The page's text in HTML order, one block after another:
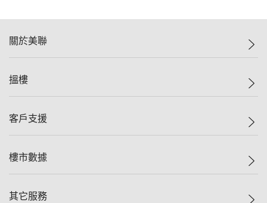
關於美聯
美聯集團
人才招募
搵樓
一手新盤
減價
美聯豪宅
客戶支援
自助放盤
樓市數據
樓價指數
其它服務